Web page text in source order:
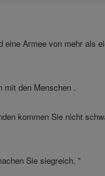
eine Armee von mehr als
mit den Menschen .
kommen Sie nicht
Sie siegreich. "